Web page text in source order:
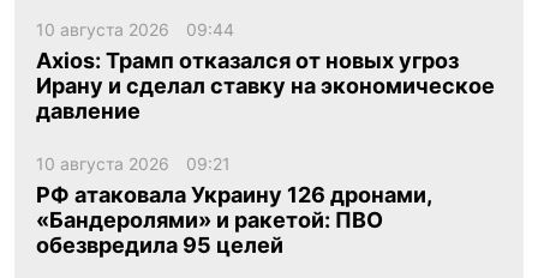
10 августа 2026 09:44
Axios: Трамп отказался от новых угроз
Ирану и сделал ставку на экономическое
давление
10 августа 2026 09:21
РФ атаковала Украину 126 дронами,
«Бандеролями» и ракетой: ПВО
обезвредила 95 целей